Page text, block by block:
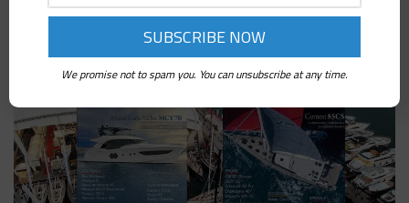
We promise not to spam you. You can unsubscribe at any time.